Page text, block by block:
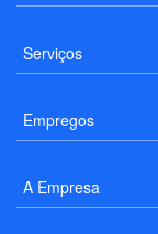
Serviços
Empregos
A Empresa